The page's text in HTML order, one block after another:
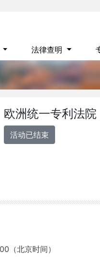
法律查明
欧洲统一专利法
活动已结束
（北京时间）